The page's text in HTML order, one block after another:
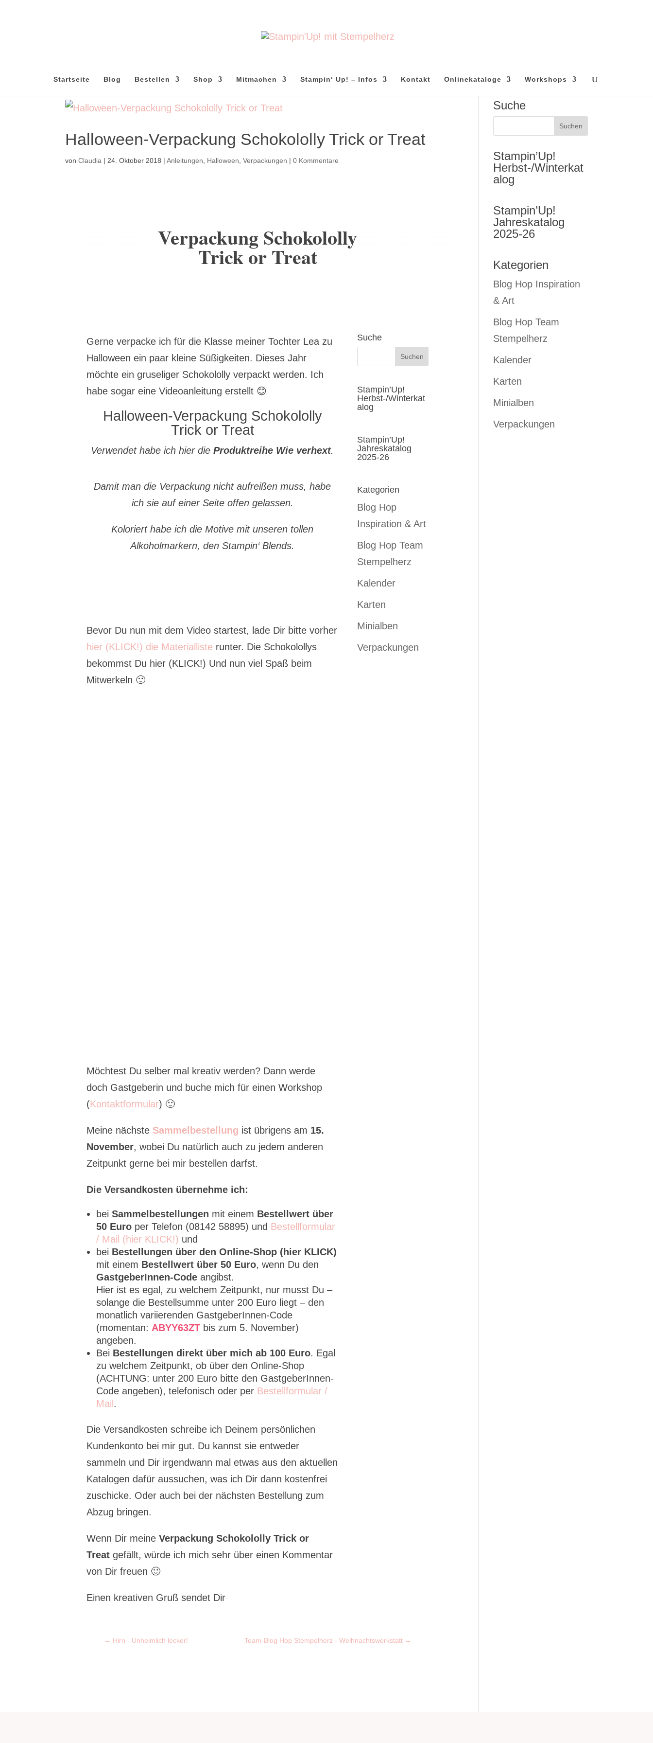
Startseite Blog Bestellen Shop Mitmachen Stampin‘ Up! – Infos Kontakt Onlinekataloge Workshops
Halloween-Verpackung Schokololly Trick or Treat
vonClaudia | 24. Oktober 2018 |Anleitungen Halloween ,Verpackungen |0 Kommentare
Verpackung Schokololly
Trick or Treat
Gerne verpacke ich für die Klasse meiner Tochter Lea zu
Halloween ein paar kleine Süßigkeiten. Dieses Jahr
möchte ein gruseliger Schokololly verpackt werden. Ich
habe sogar eine Videoanleitung erstellt 😊
Halloween-Verpackung Schokololly
Trick or Treat
Verwendet habe ich hier dieProduktreihe Wie verhext.
Damit man die Verpackung nicht aufreißen muss, habe
ich sie auf einer Seite offen gelassen.
Koloriert habe ich die Motive mit unseren tollen
Alkoholmarkern, den Stampin‘ Blends.
Bevor Du nun mit dem Video startest, lade Dir bitte vorher
hier (KLICK!) die Materialliste runter. Die Schokolollys
bekommst Du hier (KLICK!) Und nun viel Spaß beim
Mitwerkeln 🙂
Möchtest Du selber mal kreativ werden? Dann werde
doch Gastgeberin und buche mich für einen Workshop
(Kontaktformular) 🙂
Meine nächste Sammelbestellung ist übrigens am 15.
November, wobei Du natürlich auch zu jedem anderen
Zeitpunkt gerne bei mir bestellen darfst.
Die Versandkosten übernehme ich:
bei Sammelbestellungen mit einem Bestellwert über
50 Euro per Telefon (08142 58895) und Bestellformular
/ Mail (hier KLICK!) und
bei Bestellungen über den Online-Shop (hier KLICK)
mit einem Bestellwert über 50 Euro, wenn Du den
GastgeberInnen-Codeangibst.
Hier ist es egal, zu welchem Zeitpunkt, nur musst Du –
solange die Bestellsumme unter 200 Euro liegt – den
monatlich variierenden GastgeberInnen-Code
(momentan: ABYY63ZTbis zum 5. November)
angeben.
Bei Bestellungen direkt über mich ab 100 Euro. Egal
zu welchem Zeitpunkt, ob über den Online-Shop
(ACHTUNG: unter 200 Euro bitte den GastgeberInnen-
Code angeben), telefonisch oder per Bestellformular /
Mail .
Die Versandkosten schreibe ich Deinem persönlichen
Kundenkonto bei mir gut. Du kannst sie entweder
sammeln und Dir irgendwann mal etwas aus den aktuellen
Katalogen dafür aussuchen, was ich Dir dann kostenfrei
zuschicke. Oder auch bei der nächsten Bestellung zum
Abzug bringen.
Wenn Dir meine Verpackung Schokololly Trick or
Treatgefällt, würde ich mich sehr über einen Kommentar
von Dir freuen 🙂
Einen kreativen Gruß sendet Dir
Suche
Stampin’Up!
Herbst-/Winterkat
alog
Stampin’Up!
Jahreskatalog
2025-26
Kategorien
Blog Hop
Inspiration & Art
Blog Hop Team
Stempelherz
Kalender
Karten
Minialben
Verpackungen
← Hirn - Unheimlich lecker! Team-Blog Hop Stempelherz - Weihnachtswerkstatt→
Suche
Stampin’Up!
Herbst-/Winterkat
alog
Stampin’Up!
Jahreskatalog
2025-26
Kategorien
Blog Hop Inspiration
& Art
Blog Hop Team
Stempelherz
Kalender
Karten
Minialben
Verpackungen